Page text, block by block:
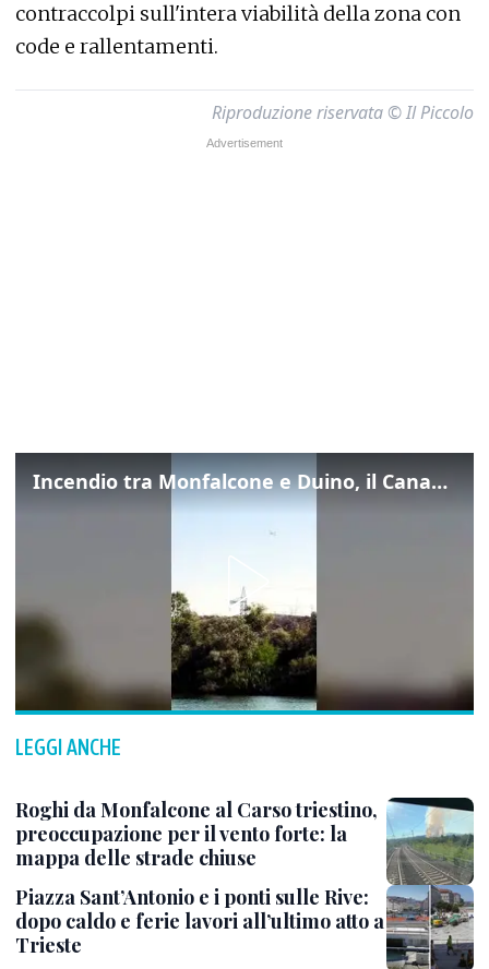
contraccolpi sull'intera viabilità della zona con
code e rallentamenti.
Riproduzione riservata © Il Piccolo
Incendio tra Monfalcone e Duino, il Canadair in azione per fermare le fiamme sul fronte dell’A4
LEGGI ANCHE
Roghi da Monfalcone al Carso triestino,
preoccupazione per il vento forte: la
mappa delle strade chiuse
Piazza Sant’Antonio e i ponti sulle Rive:
dopo caldo e ferie lavori all’ultimo atto a
Trieste